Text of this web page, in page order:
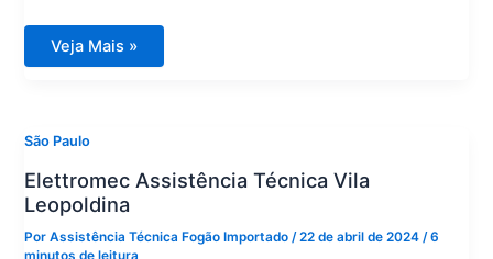
Elettromec
Assistência
Veja Mais »
São Paulo
Elettromec Assistência Técnica Vila
Leopoldina
PorAssistência Técnica Fogão Importado/22 de abril de 2024/6
minutos de leitura